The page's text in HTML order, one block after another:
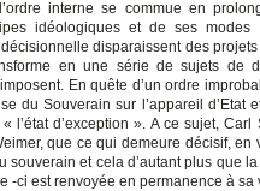
interne se commue en
idéologiques et de ses modes
disparaissent des
en une série de sujets de
En quête d’un ordre
du Souverain sur l’appareil d’Etat
l’état d’exception ». A ce sujet,
que ce qui demeure décisif, en
souverain et cela d’autant plus que
-ci est renvoyée en permanence à sa